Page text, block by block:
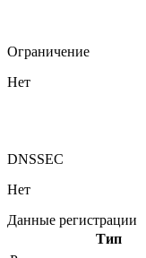
Ограничение
Нет
DNSSEC
Нет
Данные регистрации
Тип